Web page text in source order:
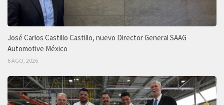
José Carlos Castillo Castillo, nuevo Director General SAAG
Automotive México
6 AGO, 2026